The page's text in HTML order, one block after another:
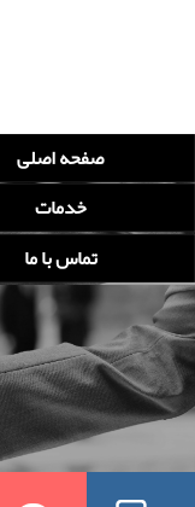
صفحه اصلی
خدمات
تماس با ما